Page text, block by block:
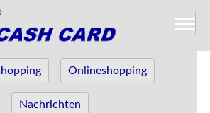
Onlineshopping
Nachrichten